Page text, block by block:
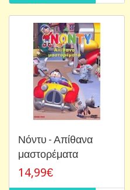
Νόντυ - Απίθανα
μαστορέματα
14,99€